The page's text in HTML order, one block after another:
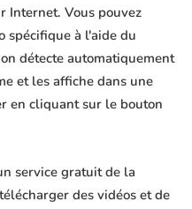
Internet. Vous pouvez
spécifique à l'aide du
détecte automatiquement
et les affiche dans une
en cliquant sur le bouton
service gratuit de la
des vidéos et de